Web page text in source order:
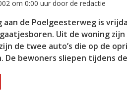
om 0:00 uur door de redactie
aan de Poelgeesterweg is
Uit de woning
de twee auto’s die op de
De bewoners sliepen tijdens